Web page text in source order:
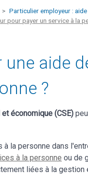
Particulier employeur :
pour payer un service à la
une aide
?
économique (CSE)
à la personne dans
à la personne ou de
liées à la